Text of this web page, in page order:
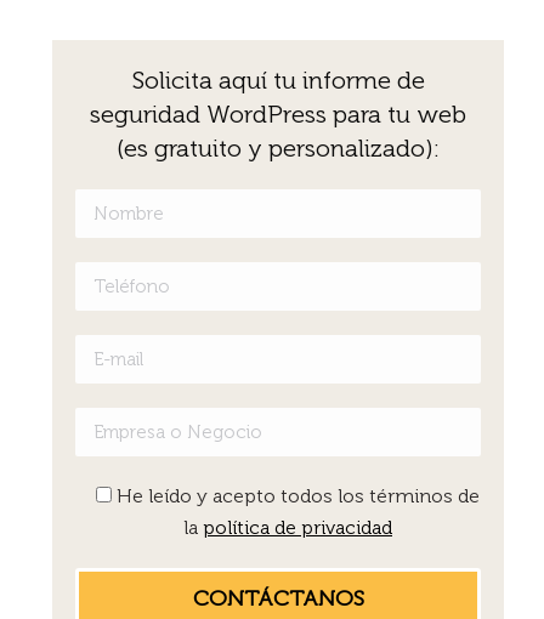
Solicita aquí­ tu informe de
seguridad WordPress para tu web
(es gratuito y personalizado):
He leído y acepto todos los términos de
la política de privacidad